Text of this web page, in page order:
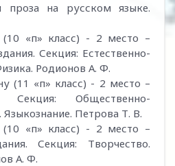
проза на русском языке.
«п» класс) - 2 место –
Секция: Естественно-
Родионов А. Ф.
(11 «п» класс) - 2 место –
Секция: Общественно-
Петрова Т. В.
«п» класс) - 2 место –
Секция: Творчество.
А. Ф.